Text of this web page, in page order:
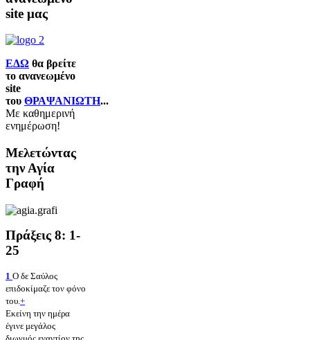
site μας
ΕΔΩ θα βρείτε
το ανανεωμένο
site
του ΘΡΑΨΑΝΙΩΤΗ...
Με καθημερινή
ενημέρωση!
Μελετώντας
την Αγία
Γραφή
Πράξεις 8: 1-
25
1 Ο δε Σαύλος
επιδοκίμαζε τον φόνο
του. +
Εκείνη την ημέρα
έγινε μεγάλος